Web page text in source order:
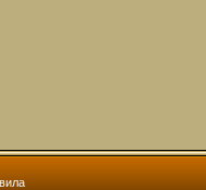
раньше?
процесс не очень быстрый
с телефона не очень
по ходу чтения правлю.